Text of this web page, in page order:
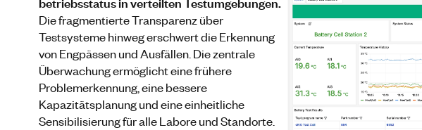
Die fragmentierte Transparenz über
Testsysteme hinweg erschwert die Erkennung
von Engpässen und Ausfällen. Die zentrale
Überwachung ermöglicht eine frühere
Problemerkennung, eine bessere
Kapazitätsplanung und eine einheitliche
Sensibilisierung für alle Labore und Standorte.